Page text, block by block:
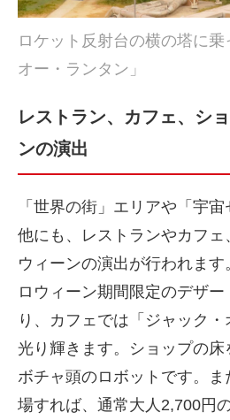
ロケット反射台の横の塔に乗
オー・ランタン」
レストラン、カフェ、シ
ンの演出
「世界の街」エリアや「宇
他にも、レストランやカフェ
ウィーンの演出が行われま
ロウィーン期間限定のデザ
り、カフェでは「ジャック
光り輝きます。ショップの床
ボチャ頭のロボットです。ま
場すれば、通常大人2,700円